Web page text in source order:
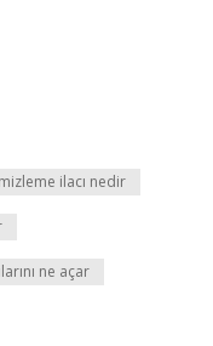
ilacı nedir
ne açar